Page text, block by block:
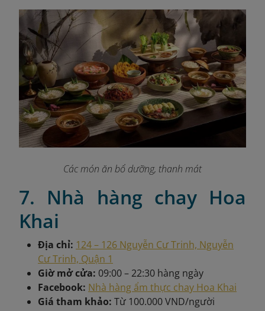
Các món ăn bổ dưỡng, thanh mát
7. Nhà hàng chay Hoa
Khai
Địa chỉ: 124 – 126 Nguyễn Cư Trinh, Nguyễn
Cư Trinh, Quận 1
Giờ mở cửa: 09:00 – 22:30 hàng ngày
Facebook: Nhà hàng ẩm thực chay Hoa Khai
Giá tham khảo: Từ 100.000 VND/người